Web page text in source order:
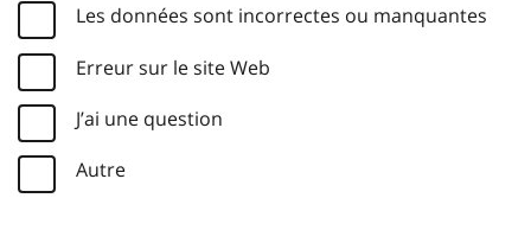
Les données sont incorrectes ou manquantes
Erreur sur le site Web
J’ai une question
Autre